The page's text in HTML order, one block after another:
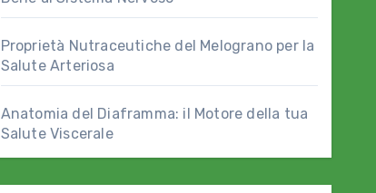
Proprietà Nutraceutiche del Melograno per la
Salute Arteriosa
Anatomia del Diaframma: il Motore della tua
Salute Viscerale